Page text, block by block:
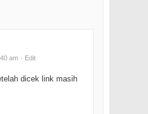
am · Edit
dicek link masih